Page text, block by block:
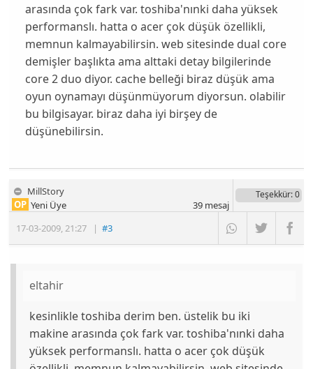
arasında çok fark var. toshiba'nınki daha yüksek
performanslı. hatta o acer çok düşük özellikli,
memnun kalmayabilirsin. web sitesinde dual core
demişler başlıkta ama alttaki detay bilgilerinde
core 2 duo diyor. cache belleği biraz düşük ama
oyun oynamayı düşünmüyorum diyorsun. olabilir
bu bilgisayar. biraz daha iyi birşey de
düşünebilirsin.
MillStory
17-03-2009 21:27 |#3
OP Yeni Üye
Teşekkür: 0
39mesaj
eltahir
kesinlikle toshiba derim ben. üstelik bu iki
makine arasında çok fark var. toshiba'nınki daha
yüksek performanslı. hatta o acer çok düşük